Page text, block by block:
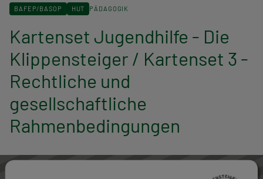
d
n
a
v
i
g
a
BAFEP/BASOP HUT PÄDAGOGIK
Kartenset Jugendhilfe - Die
Klippensteiger / Kartenset 3 -
Rechtliche und
gesellschaftliche
Rahmenbedingungen